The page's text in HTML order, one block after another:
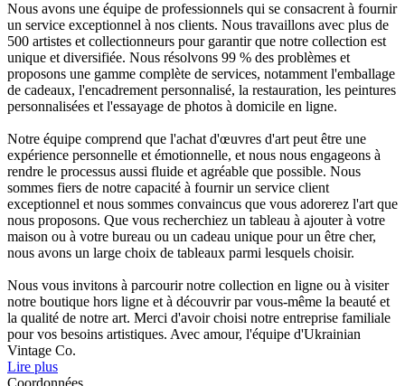
Nous avons une équipe de professionnels qui se consacrent à fournir
un service exceptionnel à nos clients. Nous travaillons avec plus de
500 artistes et collectionneurs pour garantir que notre collection est
unique et diversifiée. Nous résolvons 99 % des problèmes et
proposons une gamme complète de services, notamment l'emballage
de cadeaux, l'encadrement personnalisé, la restauration, les peintures
personnalisées et l'essayage de photos à domicile en ligne.
Notre équipe comprend que l'achat d'œuvres d'art peut être une
expérience personnelle et émotionnelle, et nous nous engageons à
rendre le processus aussi fluide et agréable que possible. Nous
sommes fiers de notre capacité à fournir un service client
exceptionnel et nous sommes convaincus que vous adorerez l'art que
nous proposons. Que vous recherchiez un tableau à ajouter à votre
maison ou à votre bureau ou un cadeau unique pour un être cher,
nous avons un large choix de tableaux parmi lesquels choisir.
Nous vous invitons à parcourir notre collection en ligne ou à visiter
notre boutique hors ligne et à découvrir par vous-même la beauté et
la qualité de notre art. Merci d'avoir choisi notre entreprise familiale
pour vos besoins artistiques. Avec amour, l'équipe d'Ukrainian
Vintage Co.
Lire plus